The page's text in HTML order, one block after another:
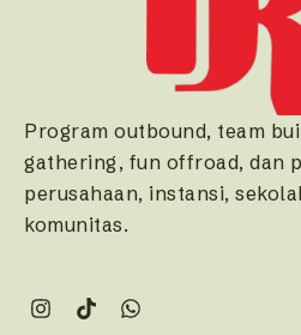
Program outbound, team
gathering, fun offroad, dan
perusahaan, instansi,
komunitas.